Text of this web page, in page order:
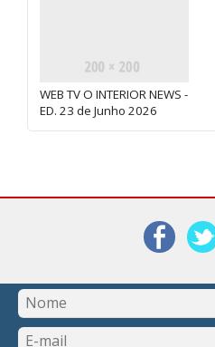
WEB TV O INTERIOR NEWS -
ED. 23 de Junho 2026